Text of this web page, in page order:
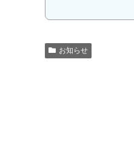
お知らせ